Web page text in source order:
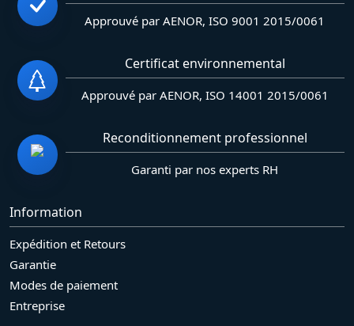
Approuvé par AENOR, ISO 9001 2015/0061
Certificat environnemental
Approuvé par AENOR, ISO 14001 2015/0061
Reconditionnement professionnel
Garanti par nos experts RH
Information
Expédition et Retours
Garantie
Modes de paiement
Entreprise